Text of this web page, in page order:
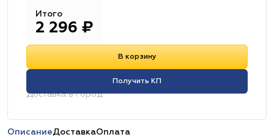
Итого
2 296 ₽
В корзину
Получить КП
Доставка в город:
ОписаниеДоставкаОплата